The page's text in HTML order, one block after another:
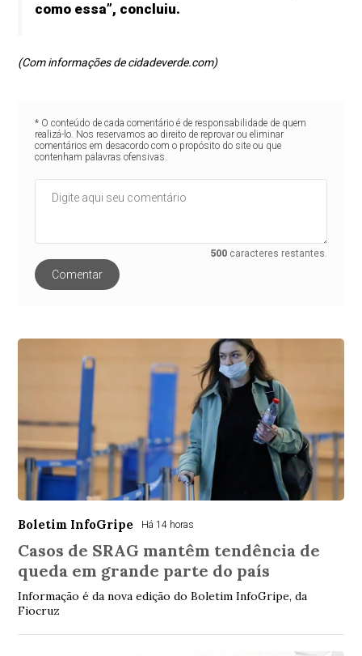
como essa”, concluiu.
(Com informações de cidadeverde.com)
* O conteúdo de cada comentário é de responsabilidade de quem
realizá-lo. Nos reservamos ao direito de reprovar ou eliminar
comentários em desacordo com o propósito do site ou que
contenham palavras ofensivas.
500 caracteres restantes.
Comentar
Boletim InfoGripe Há 14 horas
Casos de SRAG mantêm tendência de
queda em grande parte do país
Informação é da nova edição do Boletim InfoGripe, da
Fiocruz